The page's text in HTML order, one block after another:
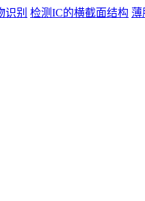
识别 检测IC的横截面结构 薄